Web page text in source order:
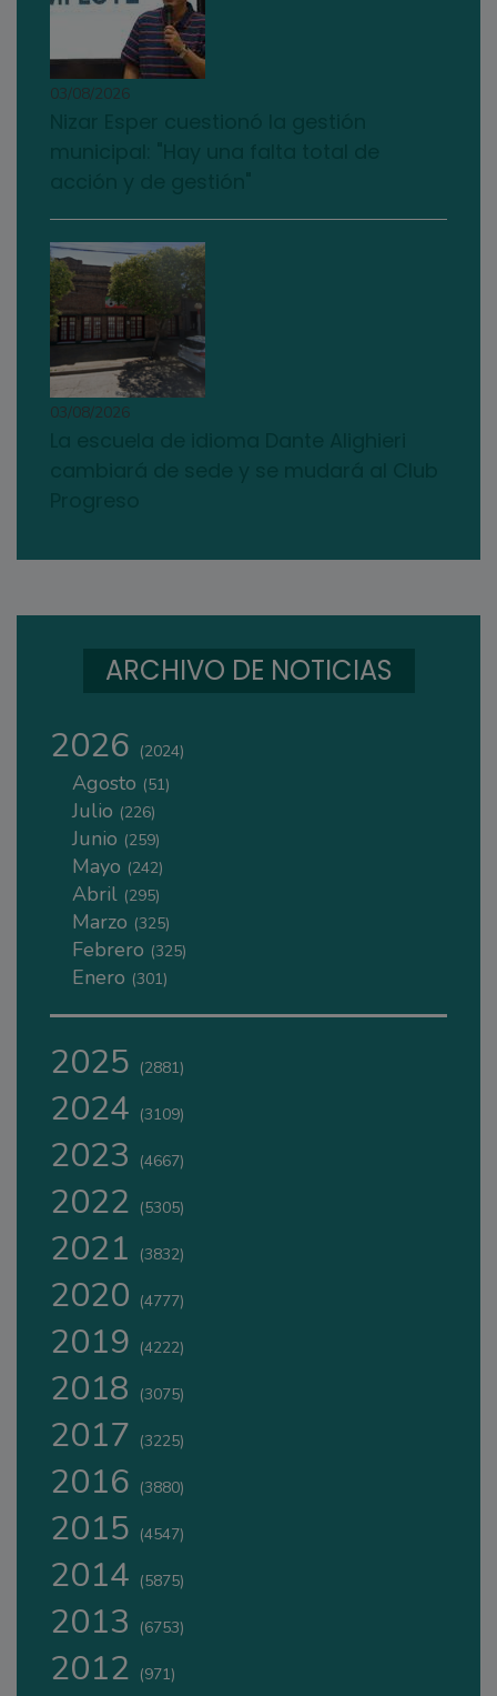
03/08/2026
03/08/2026
ARCHIVO DE NOTICIAS
2026 (2024)
Agosto (51)
Julio (226)
Junio (259)
Mayo (242)
Abril (295)
Marzo (325)
Febrero (325)
Enero (301)
2025 (2881)
2024 (3109)
2023 (4667)
2022 (5305)
2021 (3832)
2020 (4777)
2019 (4222)
2018 (3075)
2017 (3225)
2016 (3880)
2015 (4547)
2014 (5875)
2013 (6753)
2012 (971)